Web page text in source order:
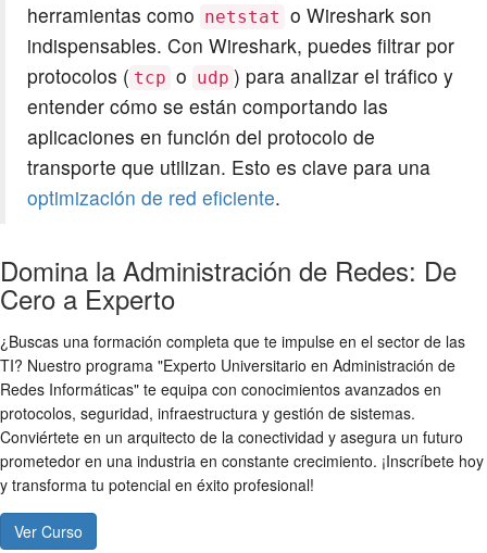
herramientas como netstat o Wireshark son
indispensables. Con Wireshark, puedes filtrar por
protocolos ( tcp o udp ) para analizar el tráfico y
entender cómo se están comportando las
aplicaciones en función del protocolo de
transporte que utilizan. Esto es clave para una
optimización de red eficiente.
Domina la Administración de Redes: De
Cero a Experto
¿Buscas una formación completa que te impulse en el sector de las
TI? Nuestro programa "Experto Universitario en Administración de
Redes Informáticas" te equipa con conocimientos avanzados en
protocolos, seguridad, infraestructura y gestión de sistemas.
Conviértete en un arquitecto de la conectividad y asegura un futuro
prometedor en una industria en constante crecimiento. ¡Inscríbete hoy
y transforma tu potencial en éxito profesional!
Ver Curso